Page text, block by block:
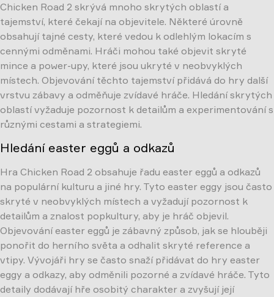
Chicken Road 2 skrývá mnoho skrytých oblastí a
tajemství, které čekají na objevitele. Některé úrovně
obsahují tajné cesty, které vedou k odlehlým lokacím s
cennými odměnami. Hráči mohou také objevit skryté
mince a power-upy, které jsou ukryté v neobvyklých
místech. Objevování těchto tajemství přidává do hry další
vrstvu zábavy a odměňuje zvídavé hráče. Hledání skrytých
oblastí vyžaduje pozornost k detailům a experimentování s
různými cestami a strategiemi.
Hledání easter eggů a odkazů
Hra Chicken Road 2 obsahuje řadu easter eggů a odkazů
na populární kulturu a jiné hry. Tyto easter eggy jsou často
skryté v neobvyklých místech a vyžadují pozornost k
detailům a znalost popkultury, aby je hráč objevil.
Objevování easter eggů je zábavný způsob, jak se hlouběji
ponořit do herního světa a odhalit skryté reference a
vtipy. Vývojáři hry se často snaží přidávat do hry easter
eggy a odkazy, aby odměnili pozorné a zvídavé hráče. Tyto
detaily dodávají hře osobitý charakter a zvyšují její